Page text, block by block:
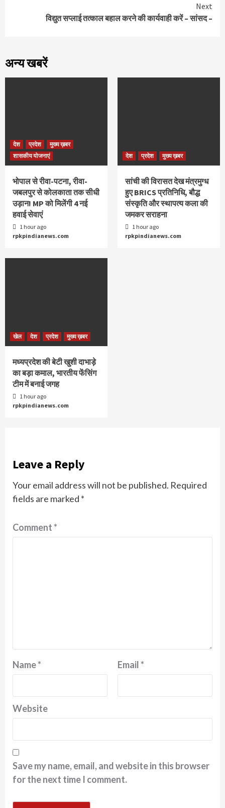
Next
विद्युत सप्लाई तत्काल बहाल करने की कार्यवाही करें – सांसद –
अन्य खबरें
देश प्रदेश
मुख्य ख़बर
शासकीय योजनाएं
भोपाल से रीवा-पटना, रीवा-
जबलपुर से कोलकाता तक सीधी
उड़ान! MP को मिलेंगी 4 नई
हवाई सेवाएं
1 hour ago
rpkpindianews.com
देश प्रदेश मुख्य ख़बर
सांची की विरासत देख मंत्रमुग्ध
हुए BRICS प्रतिनिधि, बौद्ध
संस्कृति और स्थापत्य कला की
जमकर सराहना
1 hour ago
rpkpindianews.com
खेल देश प्रदेश मुख्य ख़बर
मध्यप्रदेश की बेटी खुशी दाभाड़े
का बड़ा कमाल, भारतीय फेंसिंग
टीम में बनाई जगह
1 hour ago
rpkpindianews.com
Leave a Reply
Your email address will not be published. Required
fields are marked *
Comment*
Name* Email*
Website
Save my name, email, and website in this browser
for the next time I comment.